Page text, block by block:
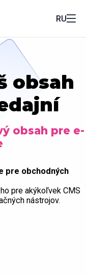
RU
obsah
obsah pre e-
pre obchodných
pre akýkoľvek CMS
nástrojov.